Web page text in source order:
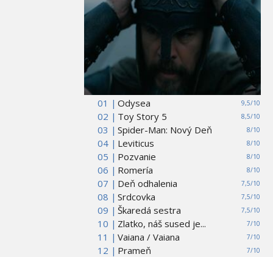
01 | 9,5/10
Odysea
02 |
8,5/10
Toy Story 5
03 |
8/10
Spider-Man: Nový Deň
04 |
8/10
Leviticus
05 |
8/10
Pozvanie
06 |
8/10
Romería
07 |
7,5/10
Deň odhalenia
08 |
7,5/10
Srdcovka
09 |
7,5/10
Škaredá sestra
10 |
7/10
Zlatko, náš sused je...
11 |
7/10
Vaiana / Vaiana
12 |
7/10
Prameň